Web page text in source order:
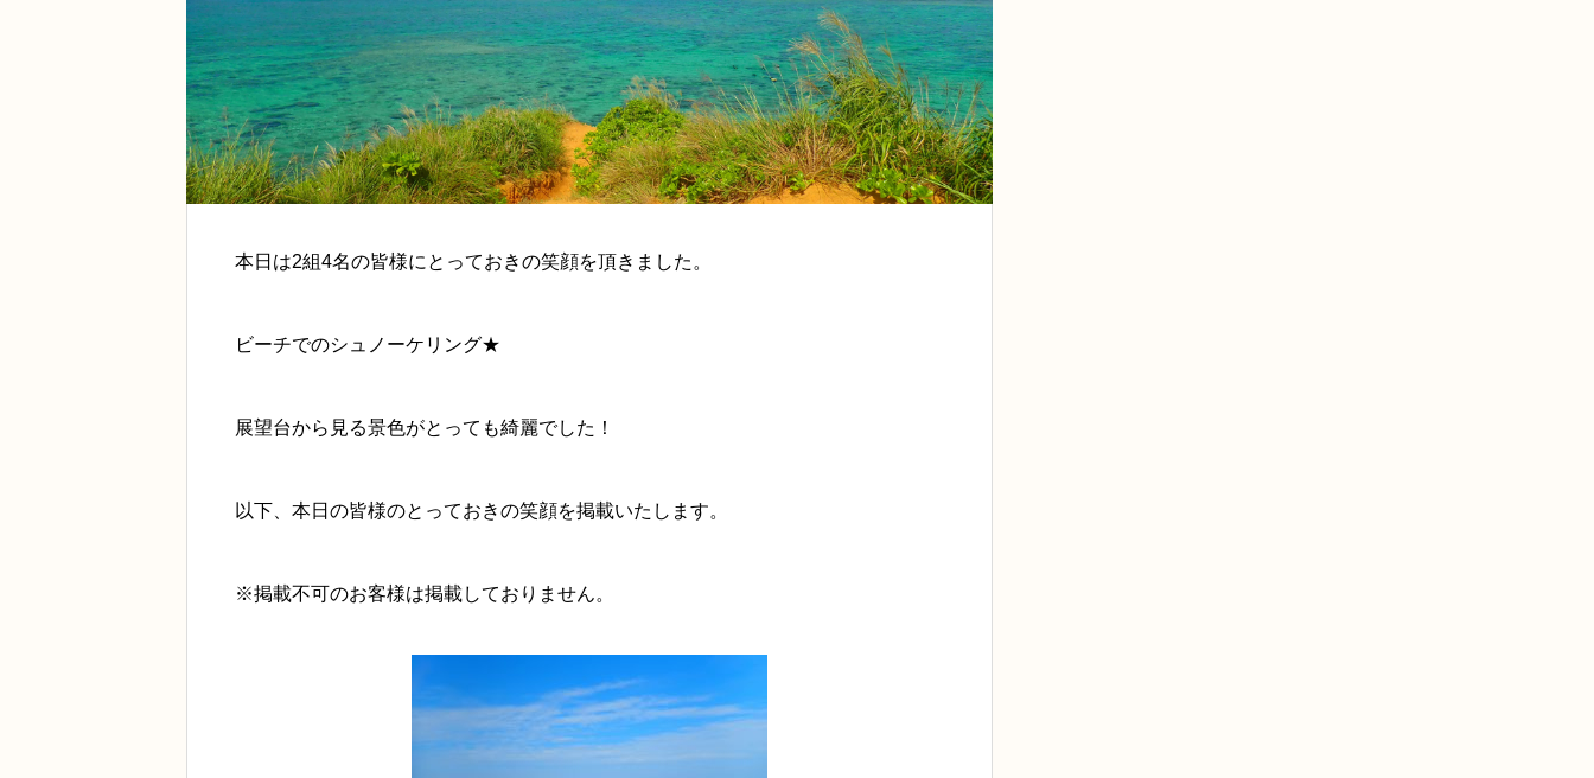
本日は2組4名の皆様にとっておきの笑顔を頂きました。
ビーチでのシュノーケリング★
展望台から見る景色がとっても綺麗でした！
以下、本日の皆様のとっておきの笑顔を掲載いたします。
※掲載不可のお客様は掲載しておりません。